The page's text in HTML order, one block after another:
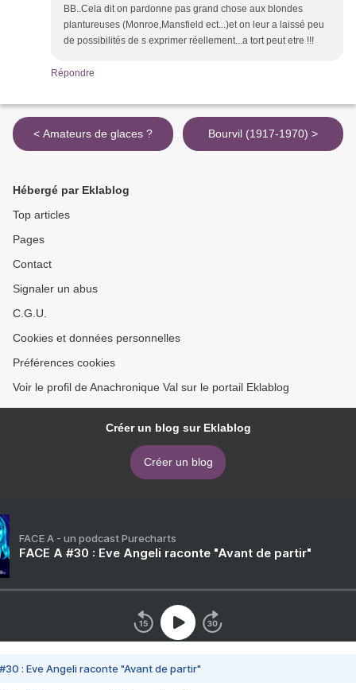
BB..Cela dit on pardonne pas grand chose aux blondes
plantureuses (Monroe,Mansfield ect...)et on leur a laissé peu
de possibilités de s exprimer réellement...a tort peut etre !!!
Répondre
< Amateurs de glaces ? Bourvil (1917-1970) >
Hébergé par Eklablog
Top articles
Pages
Contact
Signaler un abus
C.G.U.
Cookies et données personnelles
Préférences cookies
Voir le profil de Anachronique Val sur le portail Eklablog
Créer un blog sur Eklablog
Créer un blog
FACE A - un podcast Purecharts
FACE A #30 : Eve Angeli raconte "Avant de partir"
#30 : Eve Angeli raconte "Avant de partir"